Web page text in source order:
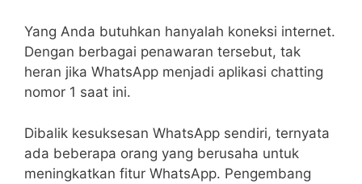
Yang Anda butuhkan hanyalah koneksi internet.
Dengan berbagai penawaran tersebut, tak
heran jika WhatsApp menjadi aplikasi chatting
nomor 1 saat ini.
Dibalik kesuksesan WhatsApp sendiri, ternyata
ada beberapa orang yang berusaha untuk
meningkatkan fitur WhatsApp. Pengembang